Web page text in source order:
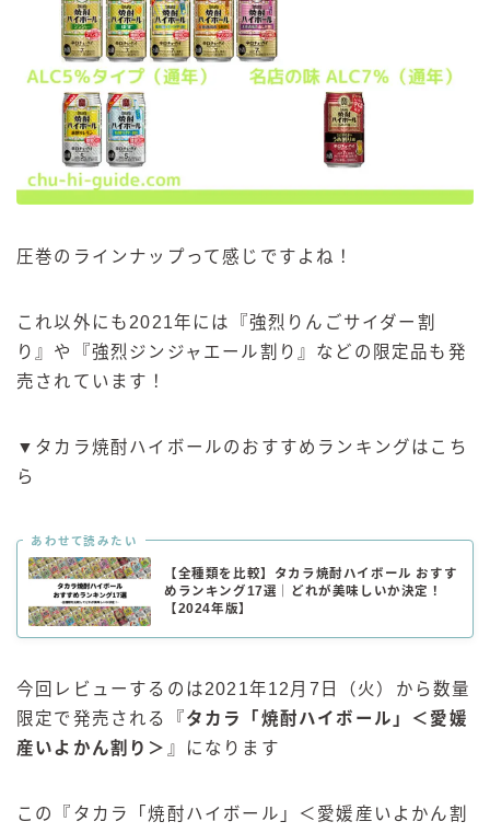
圧巻のラインナップって感じですよね！
これ以外にも2021年には『強烈りんごサイダー割
り』や『強烈ジンジャエール割り』などの限定品も発
売されています！
▼タカラ焼酎ハイボールのおすすめランキングはこち
ら
あわせて読みたい
【全種類を比較】タカラ焼酎ハイボール おすす
めランキング17選｜どれが美味しいか決定！
【2024年版】
今回レビューするのは2021年12月7日（火）から数量
限定で発売される『タカラ「焼酎ハイボール」＜愛媛
産いよかん割り＞ 』になります
この『タカラ「焼酎ハイボール」＜愛媛産いよかん割